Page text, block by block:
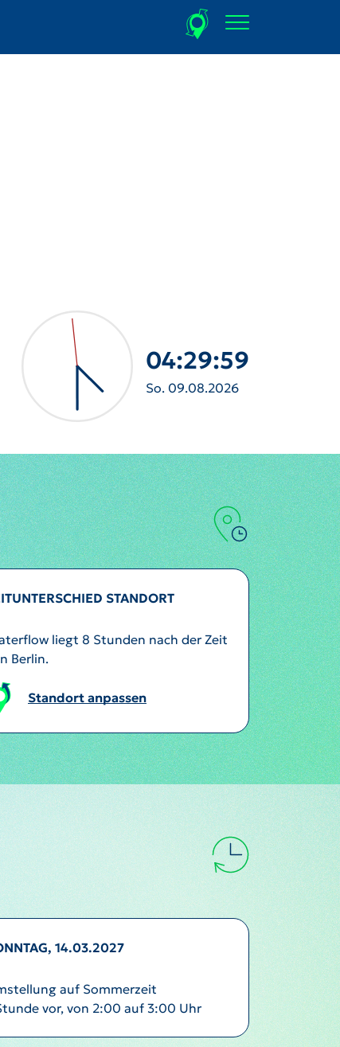
04:30:02
So. 09.08.2026
STANDORT
liegt 8 Stunden nach der Zeit
Berlin.
Standort anpassen
14.03.2027
auf Sommerzeit
vor, von 2:00 auf 3:00 Uhr